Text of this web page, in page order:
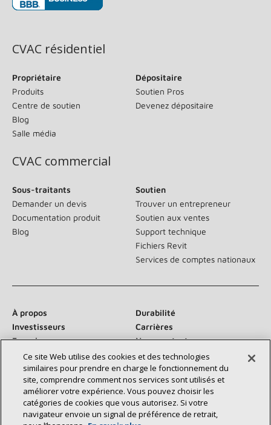
CVAC résidentiel
Propriétaire
Produits
Centre de soutien
Blog
Salle média
Dépositaire
Soutien Pros
Devenez dépositaire
CVAC commercial
Sous-traitants
Demander un devis
Documentation produit
Blog
Soutien
Trouver un entrepreneur
Soutien aux ventes
Support technique
Fichiers Revit
Services de comptes nationaux
À propos
Durabilité
Investisseurs
Carrières
Fournisseurs
Nous contacter
Salle de presse
Communiquez avec nous :
Ce site Web utilise des cookies et des technologies
similaires pour prendre en charge le fonctionnement du
site, comprendre comment nos services sont utilisés et
améliorer votre expérience. Vous pouvez choisir les
catégories de cookies que vous autorisez. Si votre
navigateur envoie un signal de préférence de retrait,